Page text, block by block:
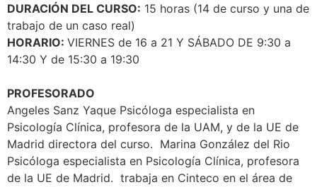
DURACIÓN DEL CURSO: 15 horas (14 de curso y una de
trabajo de un caso real)
HORARIO: VIERNES de 16 a 21 Y SÁBADO DE 9:30 a
14:30 Y de 15:30 a 19:30
PROFESORADO
Angeles Sanz Yaque Psicóloga especialista en
Psicología Clínica, profesora de la UAM, y de la UE de
Madrid directora del curso. Marina González del Rio
Psicóloga especialista en Psicología Clínica, profesora
de la UE de Madrid. trabaja en Cinteco en el área de